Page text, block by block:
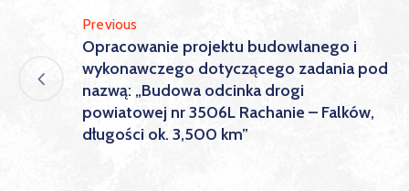
Previous
Opracowanie projektu budowlanego i
wykonawczego dotyczącego zadania pod
nazwą: „Budowa odcinka drogi
powiatowej nr 3506L Rachanie – Falków,
długości ok. 3,500 km”